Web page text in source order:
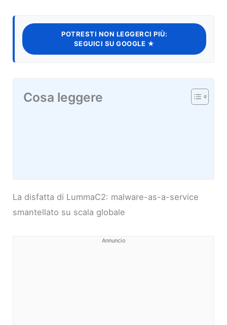
POTRESTI NON LEGGERCI PIÙ:
SEGUICI SU GOOGLE ★
Cosa leggere
La disfatta di LummaC2: malware-as-a-service
smantellato su scala globale
Annuncio